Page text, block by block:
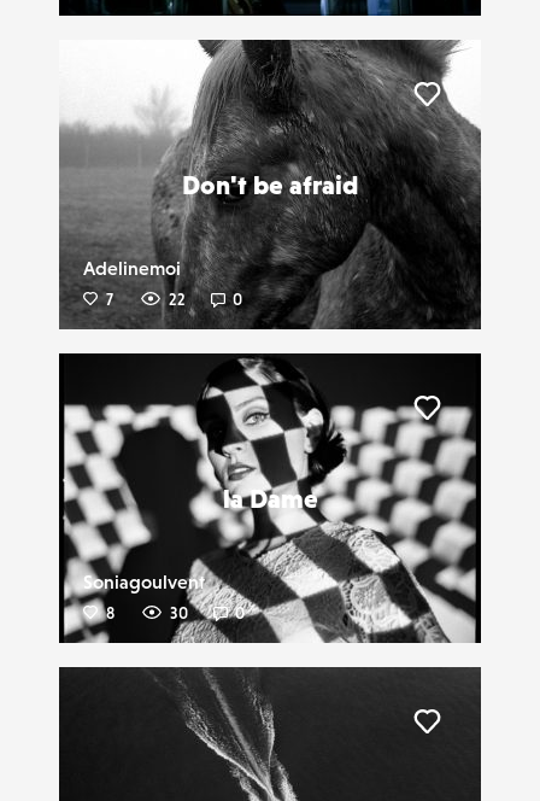
Don't be afraid
Adelinemoi
7 22 0
la Dame
Soniagoulvent
8 30 0
Liker